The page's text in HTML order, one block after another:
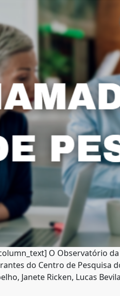
O Observatório
do Centro de Pesquisa
Janete Ricken, Lucas